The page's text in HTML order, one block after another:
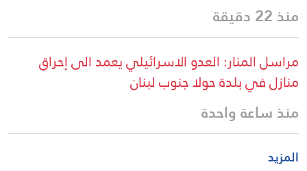
منذ 22 دقيقة
مراسل المنار: العدو الاسرائيلي يعمد الى إحراق
منازل في بلدة حولا جنوب لبنان
منذ ساعة واحدة
المزيد